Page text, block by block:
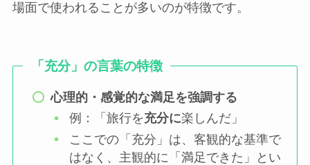
場面で使われることが多いのが特徴です。
「充分」の言葉の特徴
心理的・感覚的な満足を強調する
例：「旅行を充分に楽しんだ」
ここでの「充分」は、客観的な基準で
はなく、主観的に「満足できた」とい